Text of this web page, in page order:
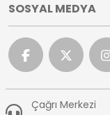
SOSYAL MEDYA
Çağrı Merkezi